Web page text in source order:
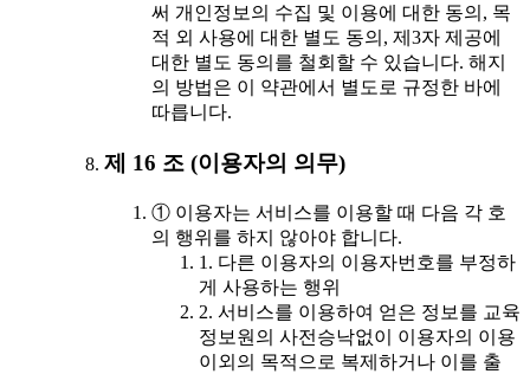
써 개인정보의 수집 및 이용에 대한 동의, 목
적 외 사용에 대한 별도 동의, 제3자 제공에
대한 별도 동의를 철회할 수 있습니다. 해지
의 방법은 이 약관에서 별도로 규정한 바에
따릅니다.
제 16 조 (이용자의 의무)
① 이용자는 서비스를 이용할 때 다음 각 호
의 행위를 하지 않아야 합니다.
1. 다른 이용자의 이용자번호를 부정하
게 사용하는 행위
2. 서비스를 이용하여 얻은 정보를 교육
정보원의 사전승낙없이 이용자의 이용
이외의 목적으로 복제하거나 이를 출